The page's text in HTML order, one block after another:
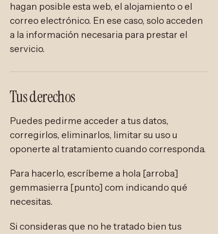
hagan posible esta web, el alojamiento o el
correo electrónico. En ese caso, solo acceden
a la información necesaria para prestar el
servicio.
Tus derechos
Puedes pedirme acceder a tus datos,
corregirlos, eliminarlos, limitar su uso u
oponerte al tratamiento cuando corresponda.
Para hacerlo, escríbeme a hola [arroba]
gemmasierra [punto] com indicando qué
necesitas.
Si consideras que no he tratado bien tus